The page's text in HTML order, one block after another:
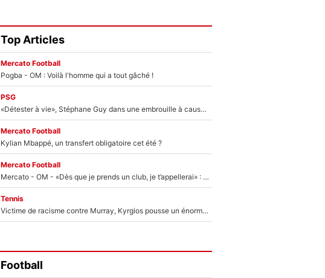
Top Articles
Mercato Football
Pogba - OM : Voilà l'homme qui a tout gâché !
PSG
«Détester à vie», Stéphane Guy dans une embrouille à cause du PSG !
Mercato Football
Kylian Mbappé, un transfert obligatoire cet été ?
Mercato Football
Mercato - OM - «Dès que je prends un club, je t’appellerai» : La promesse de Marcelino au moment de claquer la porte
Tennis
Victime de racisme contre Murray, Kyrgios pousse un énorme coup de gueule !
Football